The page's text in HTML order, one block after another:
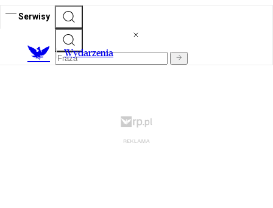
Serwisy
Wydarzenia